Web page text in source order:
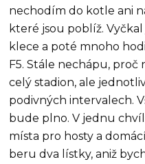
nechodím do kotle ani
které jsou poblíž.
klece a poté mnoho
F5. Stále nechápu,
celý stadion, ale
podivných intervalech.
bude plno. V jednu
místa pro hosty a
beru dva lístky, aniž